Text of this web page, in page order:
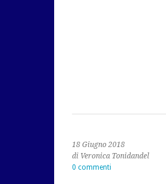
18 Giugno 2018
di Veronica Tonidandel
0 commenti